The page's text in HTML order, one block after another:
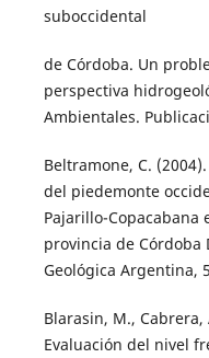
suboccidental
de Córdoba. Un
perspectiva
Ambientales.
Beltramone, C.
del piedemonte
Pajarillo-Copacabana
provincia de Córdoba
Geológica Argentina,
Blarasin, M.,
Evaluación del nivel